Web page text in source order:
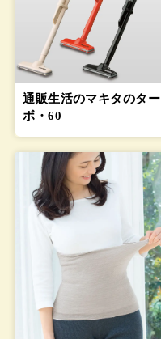
通販生活のマキタのター
ボ・60